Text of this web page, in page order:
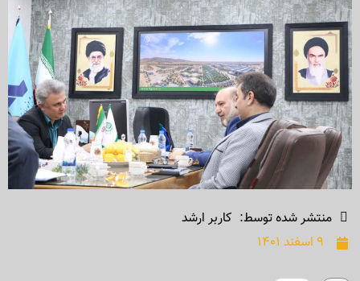
منتشر شده توسط: کاربر ارشد
۹ اسفند ۱۴۰۱